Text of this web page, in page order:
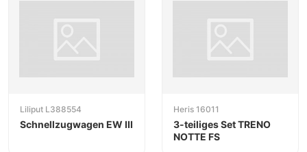
Liliput L388554
Schnellzugwagen EW III
Heris 16011
3-teiliges Set TRENO
NOTTE FS